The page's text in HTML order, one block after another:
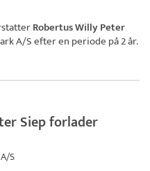
Robertus Willy Peter
A/Sefter en periode på 2 år.
Siep forlader
S